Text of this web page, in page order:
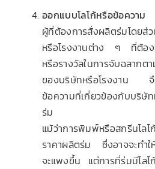
ออกแบบโลโก้หรือข้อความ
ผู้ที่ต้องการสั่งผลิตร่มโดยส่
หรือโรงงานต่าง ๆ ที่ต้อง
หรือรางวัลในการจับฉลาก
ของบริษัทหรือโรงงาน จึ
ข้อความที่เกี่ยวข้องกับบริษั
ร่ม
แม้ว่าการพิมพ์หรือสกรีนโล
ราคาผลิตร่ม ซึ่งอาจจะทำใ
จะแพงขึ้น แต่การที่ร่มมีโล